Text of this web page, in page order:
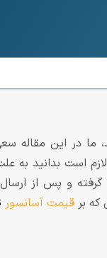
در این مقاله
و پس از ارسال
بر قیمت آسانسور